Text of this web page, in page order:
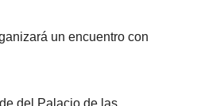
un encuentro con